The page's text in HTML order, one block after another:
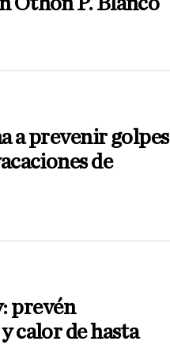
a prevenir golpes
de
prevén
calor de hasta